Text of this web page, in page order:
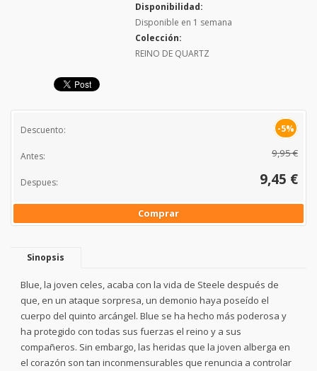
Disponibilidad:
Disponible en 1 semana
Colección:
REINO DE QUARTZ
Descuento: -5%
Antes: 9,95 €
Despues: 9,45 €
Comprar
Sinopsis
Blue, la joven celes, acaba con la vida de Steele después de
que, en un ataque sorpresa, un demonio haya poseído el
cuerpo del quinto arcángel. Blue se ha hecho más poderosa y
ha protegido con todas sus fuerzas el reino y a sus
compañeros. Sin embargo, las heridas que la joven alberga en
el corazón son tan inconmensurables que renuncia a controlar